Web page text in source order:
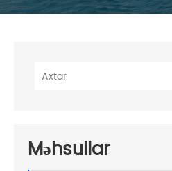
Məhsullar